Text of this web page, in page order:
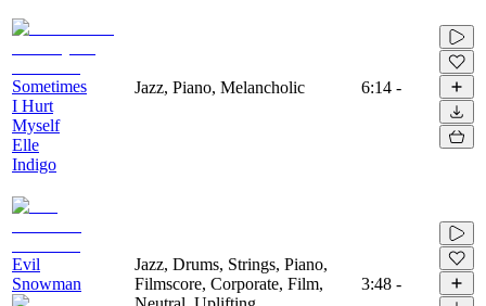
Sometimes
I Hurt
Myself
Elle
Indigo
Jazz, Piano, Melancholic 6:14 -
Evil
Snowman
Jazz, Drums, Strings, Piano,
Filmscore, Corporate, Film,
3:48 -